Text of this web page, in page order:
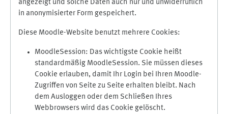
angezeigt und solche Daten auch nur und unwiderruflich
in anonymisierter Form gespeichert.
Diese Moodle-Website benutzt mehrere Cookies:
MoodleSession: Das wichtigste Cookie heißt
standardmäßig MoodleSession. Sie müssen dieses
Cookie erlauben, damit Ihr Login bei Ihren Moodle-
Zugriffen von Seite zu Seite erhalten bleibt. Nach
dem Ausloggen oder dem Schließen Ihres
Webbrowsers wird das Cookie gelöscht.